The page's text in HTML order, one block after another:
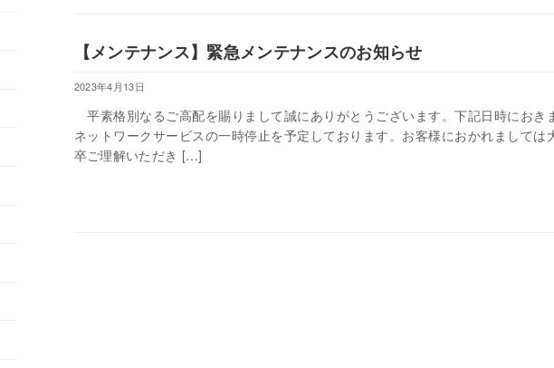
【メンテナンス】緊急メンテナンスのお知らせ
2023年4月13日
平素格別なるご高配を賜りまして誠にありがとうございます。下記日時におき
ネットワークサービスの一時停止を予定しております。お客様におかれまして
卒ご理解いただき […]